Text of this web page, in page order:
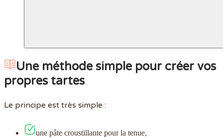
Une méthode simple pour créer vos
propres tartes
Le principe est très simple :
une pâte croustillante pour la tenue,